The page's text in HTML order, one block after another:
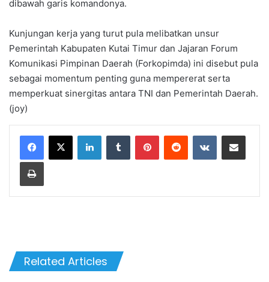
dibawah garis komandonya.
Kunjungan kerja yang turut pula melibatkan unsur
Pemerintah Kabupaten Kutai Timur dan Jajaran Forum
Komunikasi Pimpinan Daerah (Forkopimda) ini disebut pula
sebagai momentum penting guna mempererat serta
memperkuat sinergitas antara TNI dan Pemerintah Daerah.
(joy)
LinkedInTumblr PinterestReddit VKontakteShare via Email
Print
Related Articles